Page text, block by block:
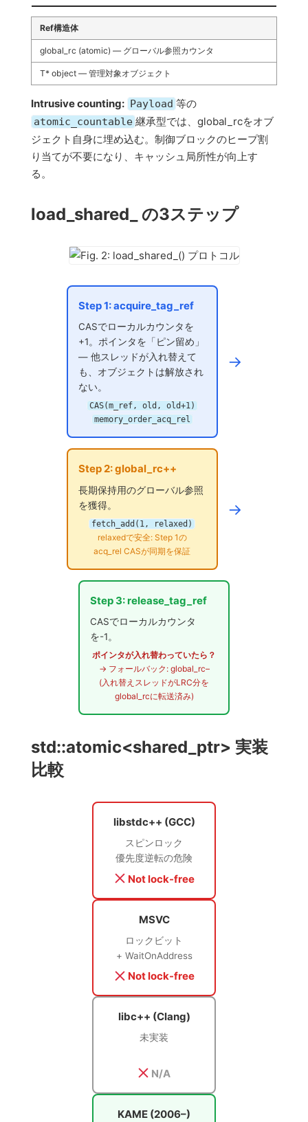
Ref構造体
global_rc (atomic) — グローバル参照カウンタ
T* object — 管理対象オブジェクト
Intrusive counting: Payload 等の
atomic_countable 継承型では、global_rcをオブ
ジェクト自身に埋め込む。制御ブロックのヒープ割
り当てが不要になり、キャッシュ局所性が向上す
る。
load_shared_ の3ステップ
Step 1: acquire_tag_ref
CASでローカルカウンタを
+1。ポインタを「ピン留め」
— 他スレッドが入れ替えて
も、オブジェクトは解放され
ない。
CAS(m_ref, old, old+1)
memory_order_acq_rel
→
Step 2: global_rc++
長期保持用のグローバル参照
を獲得。
fetch_add(1, relaxed)
relaxedで安全: Step 1の
acq_rel CASが同期を保証
→
Step 3: release_tag_ref
CASでローカルカウンタ
を-1。
ポインタが入れ替わっていたら？
→ フォールバック: global_rc–
(入れ替えスレッドがLRC分を
global_rcに転送済み)
std::atomic<shared_ptr> 実装
比較
libstdc++ (GCC)
スピンロック
優先度逆転の危険
Not lock-free
MSVC
ロックビット
+ WaitOnAddress
Not lock-free
libc++ (Clang)
未実装
N/A
KAME (2006–)